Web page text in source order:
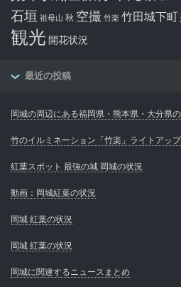
石垣 祖母山 秋 空撮 竹楽 竹田城下町
観光 開花状況
最近の投稿
岡城の周辺にある福岡県・熊本県・大分県
竹のイルミネーション「竹楽」ライトアッ
紅葉スポット 最強の城 岡城の状況
動画：岡城紅葉の状況
岡城 紅葉の状況
岡城 紅葉の状況
岡城に関連するニュースまとめ